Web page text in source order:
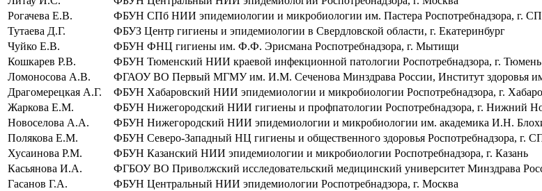
Рогачева Е.В.
ФБУН СПб НИИ эпидемиологии и микробиологии им. Пастера Роспотребнадзора, г.
Тутаева Д.Г.
ФБУЗ Центр гигиены и эпидемиологии в Свердловской области, г. Екатеринбург
Чуйко Е.В.
ФБУН ФНЦ гигиены им. Ф.Ф. Эрисмана Роспотребнадзора, г. Мытищи
Кошкарев Р.В.
ФБУН Тюменский НИИ краевой инфекционной патологии Роспотребнадзора, г. Тюмень
Ломоносова А.В.
ФГАОУ ВО Первый МГМУ им. И.М. Сеченова Минздрава России, Институт здоровья
Драгомерецкая А.Г.
ФБУН Хабаровский НИИ эпидемиологии и микробиологии Роспотребнадзора, г.
Жаркова Е.М.
ФБУН Нижегородский НИИ гигиены и профпатологии Роспотребнадзора, г. Нижний
Новоселова А.А.
ФБУН Нижегородский НИИ эпидемиологии и микробиологии им. академика И.Н.
Полякова Е.М.
ФБУН Северо-Западный НЦ гигиены и общественного здоровья Роспотребнадзора, г.
Хусаинова Р.М.
ФБУН Казанский НИИ эпидемиологии и микробиологии Роспотребнадзора, г. Казань
Касьянова И.А.
ФГБОУ ВО Приволжский исследовательский медицинский университет Минздрава
Гасанов Г.А.
ФБУН Центральный НИИ эпидемиологии Роспотребнадзора, г. Москва